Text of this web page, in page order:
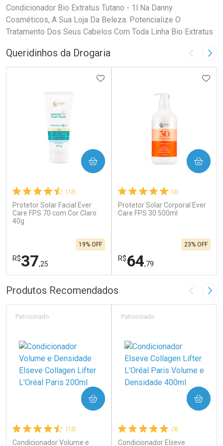
Condicionador Bio Extratus Tutano - 1l Na Danny
Cosméticos, A Sua Loja Da Beleza. Potencialize O
Tratamento Dos Seus Cabelos Com Toda Linha Bio Extratus
Queridinhos da Drogaria Imagem
(12)
Protetor Solar Facial Ever
Care FPS 70 com Cor Claro
40g
R$37,25
19% OFF
ADICIONAR AOS FAVORITOS
COMPRAR
FECHAR
Laboratório
Ativar Desconto
FECHAR
Por Menos
(2)
Protetor Solar Corporal Ever
Care FPS 30 500ml
R$64,79
23% OFF
COMPRAR
Laboratório
Ativar Desconto
Por Menos
Produtos Recomendados Imagem
(12)
Condicionador Volume e
Patrocinado
COMPRAR
(3)
Condicionador Elseve
Patrocinado
COMPRAR